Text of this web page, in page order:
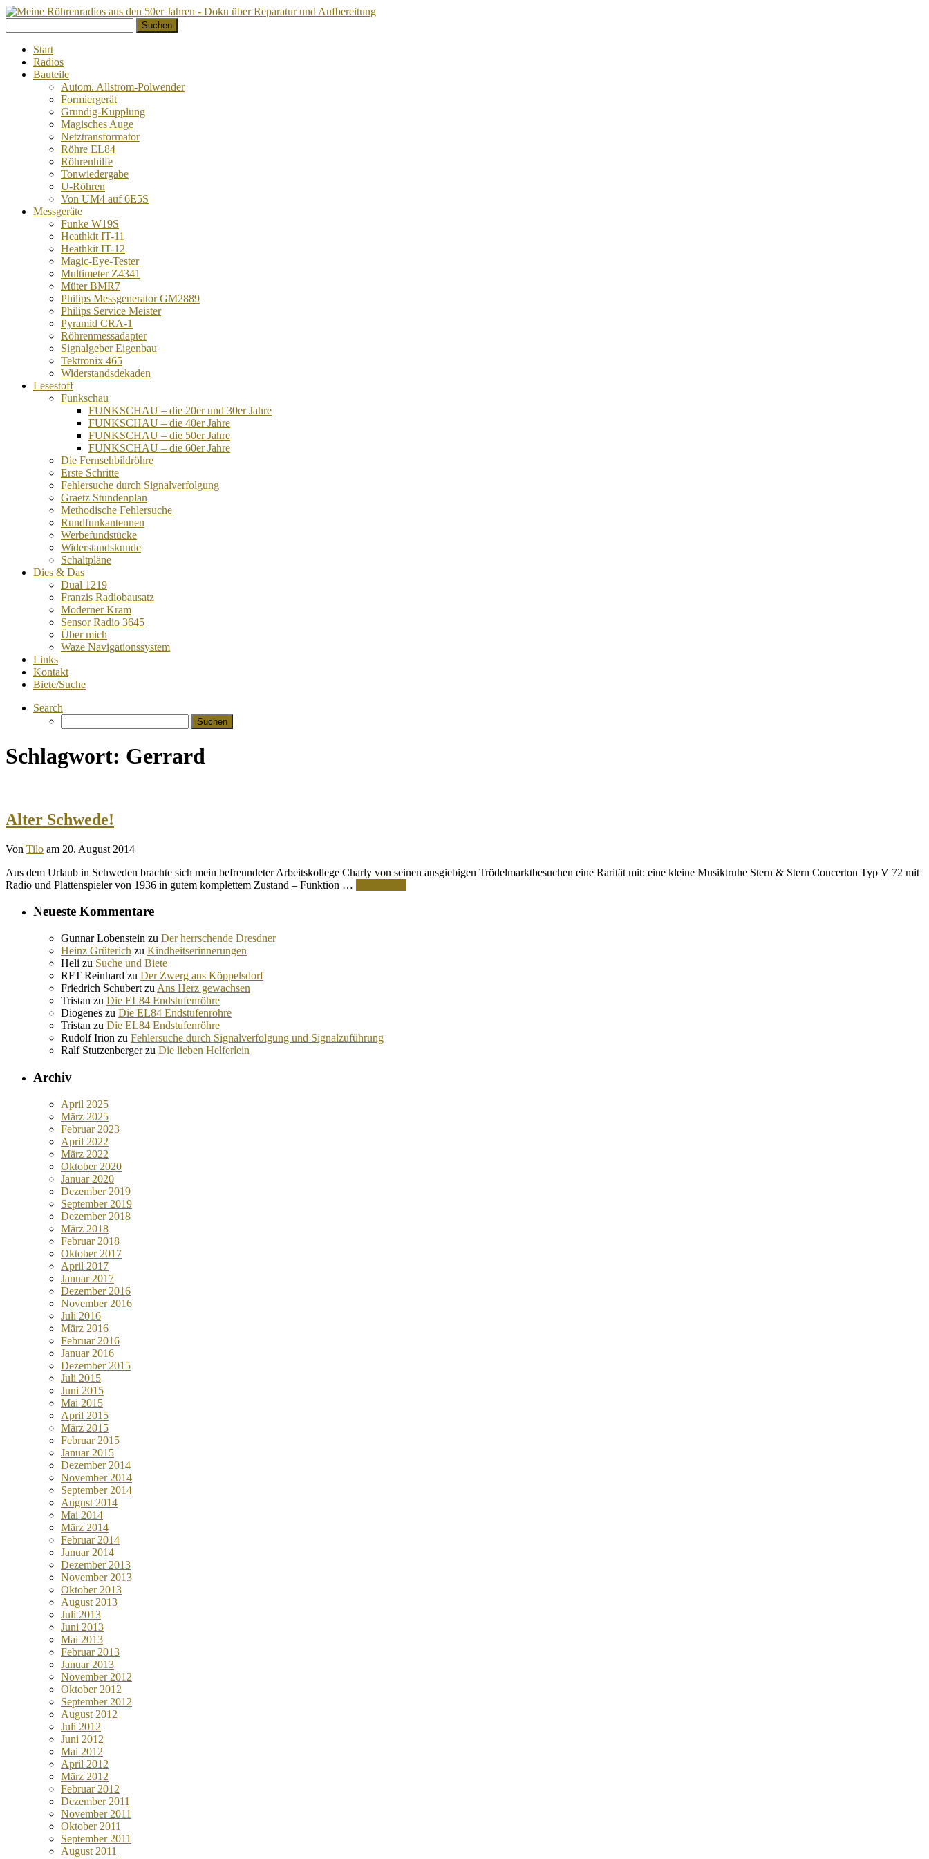
zum
Inhalt
nach:
Start
Radios
Bauteile
Autom. Allstrom-Polwender
Formiergerät
Grundig-Kupplung
Magisches Auge
Netztransformator
Röhre EL84
Röhrenhilfe
Tonwiedergabe
U-Röhren
Von UM4 auf 6E5S
Messgeräte
Funke W19S
Heathkit IT-11
Heathkit IT-12
Magic-Eye-Tester
Multimeter Z4341
Müter BMR7
Philips Messgenerator GM2889
Philips Service Meister
Pyramid CRA-1
Röhrenmessadapter
Signalgeber Eigenbau
Tektronix 465
Widerstandsdekaden
Lesestoff
Funkschau
FUNKSCHAU – die 20er und 30er Jahre
FUNKSCHAU – die 40er Jahre
FUNKSCHAU – die 50er Jahre
FUNKSCHAU – die 60er Jahre
Die Fernsehbildröhre
Erste Schritte
Fehlersuche durch Signalverfolgung
Graetz Stundenplan
Methodische Fehlersuche
Rundfunkantennen
Werbefundstücke
Widerstandskunde
Schaltpläne
Dies & Das
Dual 1219
Franzis Radiobausatz
Moderner Kram
Sensor Radio 3645
Über mich
Waze Navigationssystem
Links
Kontakt
Biete/Suche
Search
nach:
Schlagwort: Gerrard
Alter Schwede!
Von Tilo am 20. August 2014
Aus dem Urlaub in Schweden brachte sich mein befreundeter Arbeitskollege Charly von seinen ausgiebigen Trödelmarktbesuchen eine Rarität mit: eine kleine Musiktruhe Stern & Stern Concerton Typ V 72 mit
Radio und Plattenspieler von 1936 in gutem komplettem Zustand – Funktion …
Neueste Kommentare
Gunnar Lobenstein zu Der herrschende Dresdner
Heinz Grüterich zu Kindheitserinnerungen
Heli zu Suche und Biete
RFT Reinhard zu Der Zwerg aus Köppelsdorf
Friedrich Schubert zu Ans Herz gewachsen
Tristan zu Die EL84 Endstufenröhre
Diogenes zu Die EL84 Endstufenröhre
Tristan zu Die EL84 Endstufenröhre
Rudolf Irion zu Fehlersuche durch Signalverfolgung und Signalzuführung
Ralf Stutzenbergerzu Die lieben Helferlein
Archiv
April 2025
März 2025
Februar 2023
April 2022
März 2022
Oktober 2020
Januar 2020
Dezember 2019
September 2019
Dezember 2018
März 2018
Februar 2018
Oktober 2017
April 2017
Januar 2017
Dezember 2016
November 2016
Juli 2016
März 2016
Februar 2016
Januar 2016
Dezember 2015
Juli 2015
Juni 2015
Mai 2015
April 2015
März 2015
Februar 2015
Januar 2015
Dezember 2014
November 2014
September 2014
August 2014
Mai 2014
März 2014
Februar 2014
Januar 2014
Dezember 2013
November 2013
Oktober 2013
August 2013
Juli 2013
Juni 2013
Mai 2013
Februar 2013
Januar 2013
November 2012
Oktober 2012
September 2012
August 2012
Juli 2012
Juni 2012
Mai 2012
April 2012
März 2012
Februar 2012
Dezember 2011
November 2011
Oktober 2011
September 2011
August 2011